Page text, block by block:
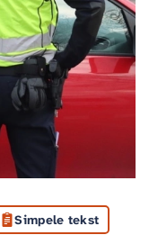
Simpele tekst